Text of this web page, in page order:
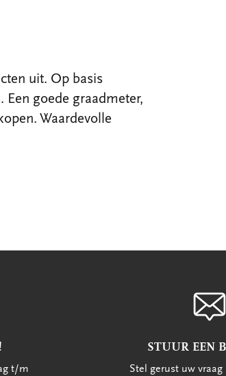
uit. Op basis
Een goede graadmeter,
Waardevolle
t/m
STUUR EEN
Stel gerust uw